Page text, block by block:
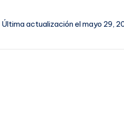
Última actualización el mayo 29,